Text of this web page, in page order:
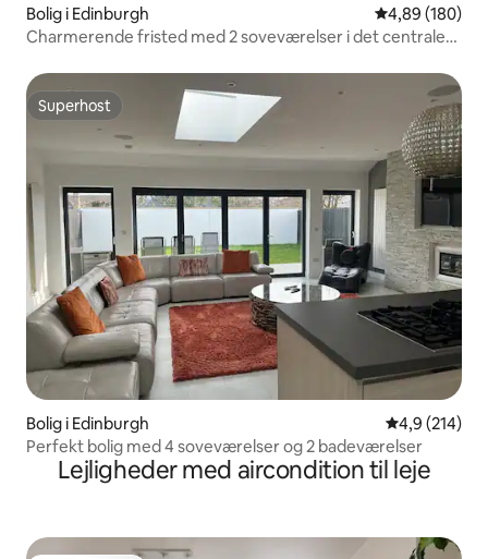
Bolig i Edinburgh 4,89 ud af 5 i
4,89 (180)
Charmerende fristed med 2 soveværelser i det centrale
Superhost
Superhost
Bolig i Edinburgh 4,9 ud af 5 i
4,9 (214)
Perfekt bolig med 4 soveværelser og 2 badeværelser
Lejligheder med aircondition til leje